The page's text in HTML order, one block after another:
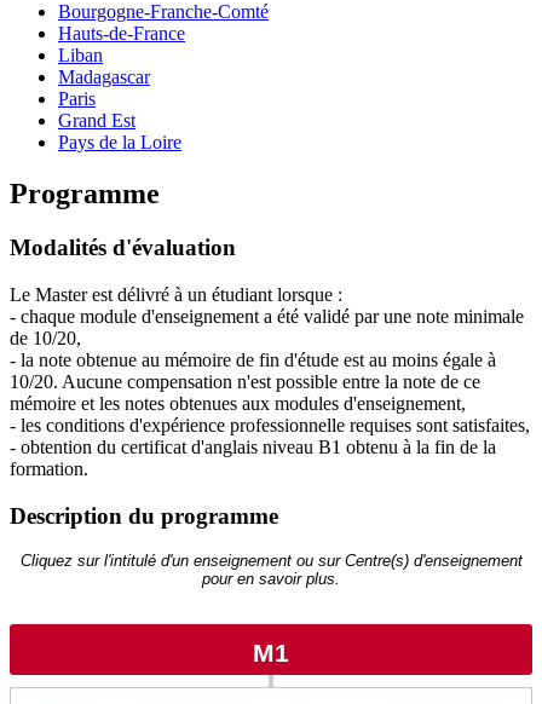
Bourgogne-Franche-Comté
Hauts-de-France
Liban
Madagascar
Paris
Grand Est
Pays de la Loire
Programme
Modalités d'évaluation
Le Master est délivré à un étudiant lorsque :
- chaque module d'enseignement a été validé par une note minimale
de 10/20,
- la note obtenue au mémoire de fin d'étude est au moins égale à
10/20. Aucune compensation n'est possible entre la note de ce
mémoire et les notes obtenues aux modules d'enseignement,
- les conditions d'expérience professionnelle requises sont satisfaites,
- obtention du certificat d'anglais niveau B1 obtenu à la fin de la
formation.
Description du programme
Cliquez sur l'intitulé d'un enseignement ou sur Centre(s) d'enseignement
pour en savoir plus.
M1